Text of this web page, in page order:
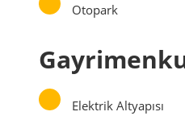
Otopark
Elektrik Altyapısı